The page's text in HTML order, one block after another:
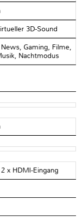
3D-Sound
News, Gaming, Filme,
Nachtmodus
2 x HDMI-Eingang